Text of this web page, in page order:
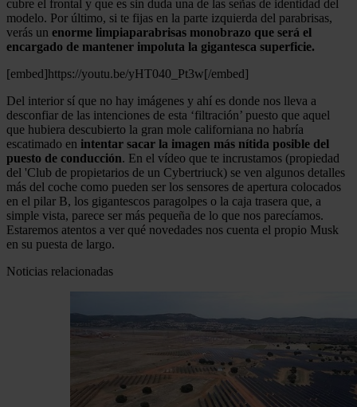
cubre el frontal y que es sin duda una de las señas de identidad del
modelo. Por último, si te fijas en la parte izquierda del parabrisas,
verás un enorme limpiaparabrisas monobrazo que será el
encargado de mantener impoluta la gigantesca superficie.
[embed]https://youtu.be/yHT040_Pt3w[/embed]
Del interior sí que no hay imágenes y ahí es donde nos lleva a
desconfiar de las intenciones de esta ‘filtración’ puesto que aquel
que hubiera descubierto la gran mole californiana no habría
escatimado en intentar sacar la imagen más nítida posible del
puesto de conducción. En el vídeo que te incrustamos (propiedad
del 'Club de propietarios de un Cybertriuck) se ven algunos detalles
más del coche como pueden ser los sensores de apertura colocados
en el pilar B, los gigantescos paragolpes o la caja trasera que, a
simple vista, parece ser más pequeña de lo que nos parecíamos.
Estaremos atentos a ver qué novedades nos cuenta el propio Musk
en su puesta de largo.
Noticias relacionadas